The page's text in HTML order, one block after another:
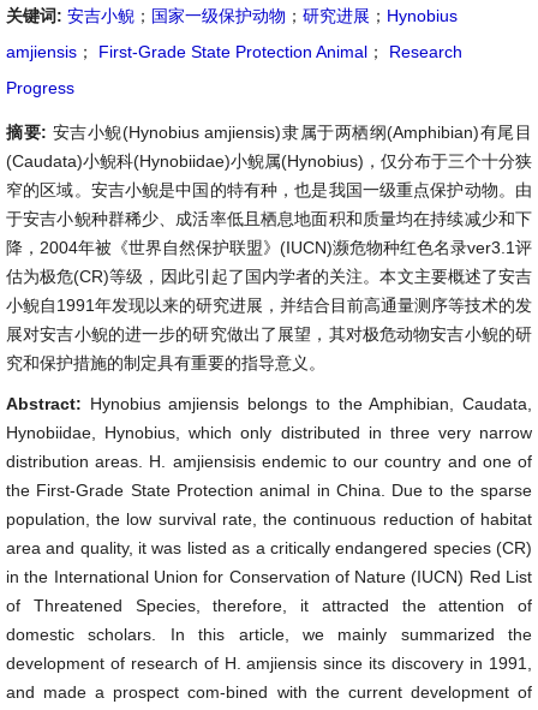
关键词: 安吉小鲵 ； 国家一级保护动物 ； 研究进展 ； Hynobius
amjiensis ； First-Grade State Protection Animal ；
Research
Progress
摘要: 安吉小鲵(Hynobius amjiensis)隶属于两栖纲(Amphibian)有尾目
(Caudata)小鲵科(Hynobiidae)小鲵属(Hynobius)，仅分布于三个十分狭
窄的区域。安吉小鲵是中国的特有种，也是我国一级重点保护动物。由
于安吉小鲵种群稀少、成活率低且栖息地面积和质量均在持续减少和下
降，2004年被《世界自然保护联盟》(IUCN)濒危物种红色名录ver3.1评
估为极危(CR)等级，因此引起了国内学者的关注。本文主要概述了安吉
小鲵自1991年发现以来的研究进展，并结合目前高通量测序等技术的发
展对安吉小鲵的进一步的研究做出了展望，其对极危动物安吉小鲵的研
究和保护措施的制定具有重要的指导意义。
Abstract: Hynobius amjiensis belongs to the Amphibian, Caudata,
Hynobiidae, Hynobius, which only distributed in three very narrow
distribution areas. H. amjiensisis endemic to our country and one of
the First-Grade State Protection animal in China. Due to the sparse
population, the low survival rate, the continuous reduction of habitat
area and quality, it was listed as a critically endangered species (CR)
in the International Union for Conservation of Nature (IUCN) Red List
of Threatened Species, therefore, it attracted the attention of
domestic scholars. In this article, we mainly summarized the
development of research of H. amjiensis since its discovery in 1991,
and made a prospect com-bined with the current development of